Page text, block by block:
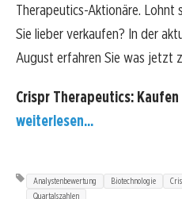
Therapeutics-Aktionäre. Lohnt
Sie lieber verkaufen? In der
August erfahren Sie was jetzt
Crispr Therapeutics:
weiterlesen...
Analystenbewertung Biotechnologie
Quartalszahlen